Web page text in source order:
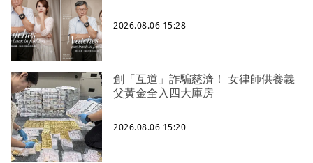
2026.08.06 15:28
創「互道」詐騙慈濟！ 女律師供養義
父黃金全入四大庫房
2026.08.06 15:20